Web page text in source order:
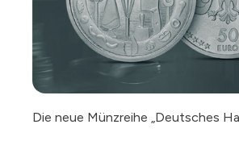
Die neue Münzreihe „Deutsches